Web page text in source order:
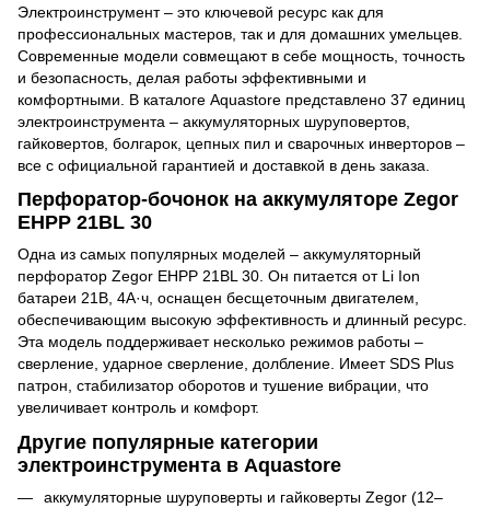
Электроинструмент – это ключевой ресурс как для
профессиональных мастеров, так и для домашних умельцев.
Современные модели совмещают в себе мощность, точность
и безопасность, делая работы эффективными и
комфортными. В каталоге Aquastore представлено 37 единиц
электроинструмента – аккумуляторных шуруповертов,
гайковертов, болгарок, цепных пил и сварочных инверторов –
все с официальной гарантией и доставкой в ​​день заказа.
Перфоратор-бочонок на аккумуляторе Zegor
EHPP 21BL 30
Одна из самых популярных моделей – аккумуляторный
перфоратор Zegor EHPP 21BL 30. Он питается от Li Ion
батареи 21В, 4А·ч, оснащен бесщеточным двигателем,
обеспечивающим высокую эффективность и длинный ресурс.
Эта модель поддерживает несколько режимов работы –
сверление, ударное сверление, долбление. Имеет SDS Plus
патрон, стабилизатор оборотов и тушение вибрации, что
увеличивает контроль и комфорт.
Другие популярные категории
электроинструмента в Aquastore
аккумуляторные шуруповерты и гайковерты Zegor (12–